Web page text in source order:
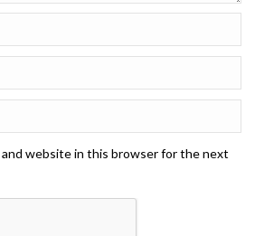
and website in this browser for the next